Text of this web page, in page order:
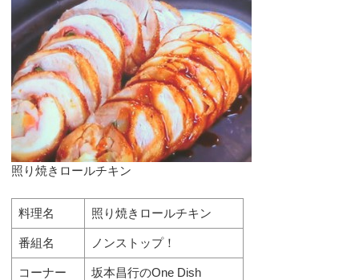
照り焼きロールチキン
料理名 照り焼きロールチキン
番組名 ノンストップ！
コーナー 坂本昌行のOne Dish